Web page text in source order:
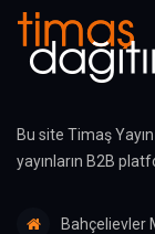
Bu site Timaş
yayınların B2B
Bahçelievler